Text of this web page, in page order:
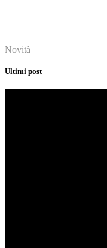
Novità
Ultimi post